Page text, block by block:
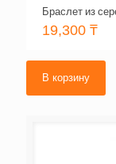
Браслет из
19,300 ₸
В корзину